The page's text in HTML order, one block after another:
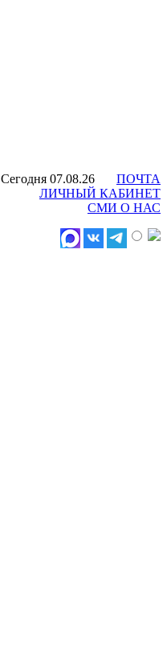
Сегодня 07.08.26
ПОЧТА
ЛИЧНЫЙ КАБИНЕТ
СМИ О НАС